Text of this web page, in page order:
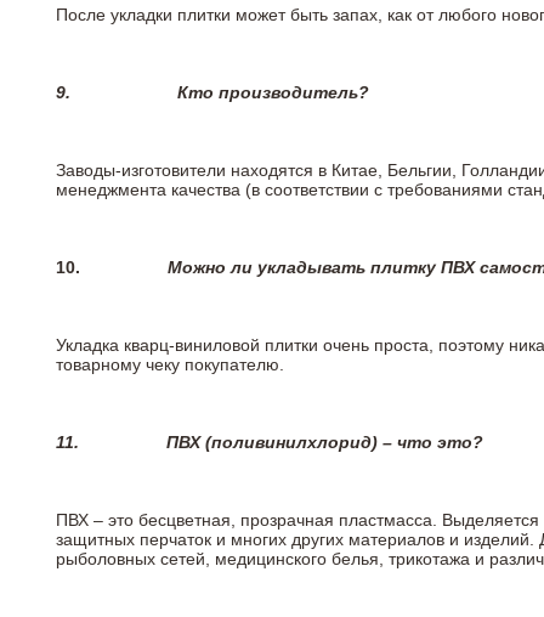
После укладки плитки может быть запах, как от любого
9. Кто производитель?
Заводы-изготовители находятся в Китае, Бельгии,
менеджмента качества (в соответствии с требованиями
10. Можно ли укладывать плитку ПВХ
Укладка кварц-виниловой плитки очень проста, поэтому
товарному чеку покупателю.
11. ПВХ (поливинилхлорид) – что это?
ПВХ – это бесцветная, прозрачная пластмасса.
защитных перчаток и многих других материалов и
рыболовных сетей, медицинского белья, трикотажа и